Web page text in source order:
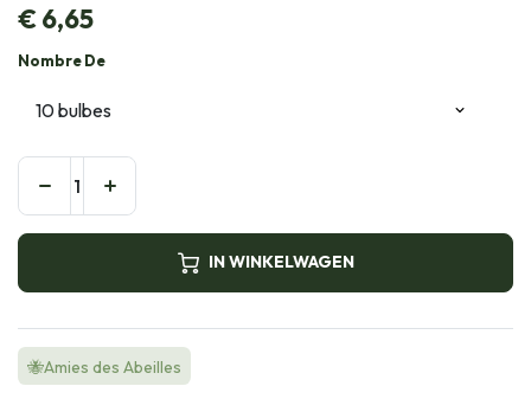
€6,65
Nombre De
IN WINKELWAGEN
🐝Amies des Abeilles